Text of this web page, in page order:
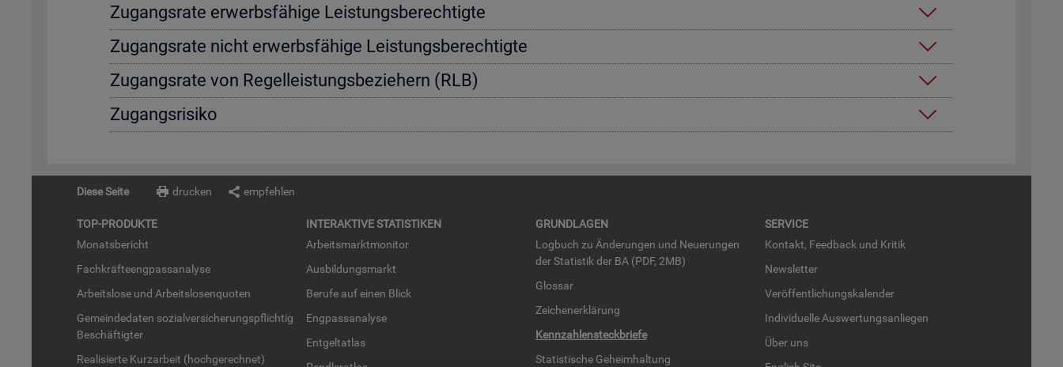
Zu­gangs­ra­te er­werbs­fä­hi­ge Leis­tungs­be­rech­tig­te
Zu­gangs­ra­te nicht er­werbs­fä­hi­ge Leis­tungs­be­rech­tig­te
Zu­gangs­ra­te von Re­gel­leis­tungs­be­zie­hern (RLB)
Zu­gangs­ri­si­ko
Diese Seite drucken empfehlen
TOP-PRO­DUK­TE
Mo­nats­be­richt
Fach­kräf­te­eng­pass­ana­ly­se
Ar­beits­lo­se und Ar­beits­lo­sen­quo­ten
Ge­mein­de­da­ten so­zi­al­ver­si­che­rungs­pflich­tig
Be­schäf­tig­ter
Rea­li­sier­te Kurz­ar­beit (hoch­ge­rech­net)
IN­TER­AK­TI­VE STA­TIS­TI­KEN
Ar­beits­markt­mo­ni­tor
Aus­bil­dungs­markt
Be­ru­fe auf einen Blick
Eng­pass­ana­ly­se
Ent­gel­t­at­las
GRUND­LA­GEN
Log­buch zu Än­de­run­gen und Neue­run­gen
der Sta­tis­tik der BA (PDF, 2MB)
Glos­sar
Zei­chen­er­klä­rung
Kenn­zah­len­steck­brie­fe
Sta­tis­ti­sche Ge­heim­hal­tung
SER­VICE
Kon­takt, Feed­back und Kri­tik
News­let­ter
Ver­öf­fent­li­chungs­ka­len­der
In­di­vi­du­el­le Aus­wer­tungs­an­lie­gen
Über uns